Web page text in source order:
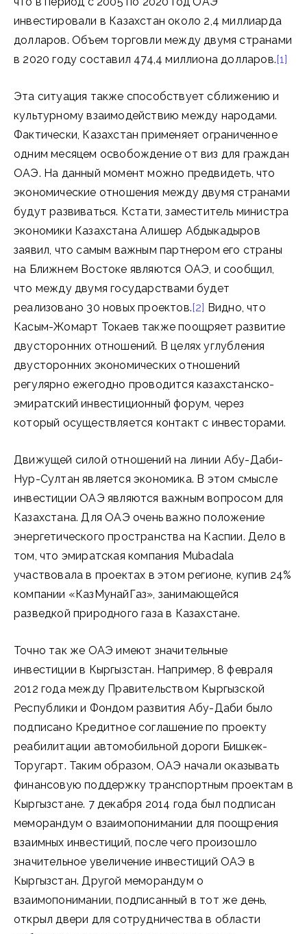
инвестировали в Казахстан около 2,4 миллиарда
долларов. Объем торговли между двумя странами
в 2020 году составил 474,4 миллиона долларов.[1]
Эта ситуация также способствует сближению и
культурному взаимодействию между народами.
Фактически, Казахстан применяет ограниченное
одним месяцем освобождение от виз для граждан
ОАЭ. На данный момент можно предвидеть, что
экономические отношения между двумя странами
будут развиваться. Кстати, заместитель министра
экономики Казахстана Алишер Абдыкадыров
заявил, что самым важным партнером его страны
на Ближнем Востоке являются ОАЭ, и сообщил,
что между двумя государствами будет
реализовано 30 новых проектов.[2] Видно, что
Касым-Жомарт Токаев также поощряет развитие
двусторонних отношений. В целях углубления
двусторонних экономических отношений
регулярно ежегодно проводится казахстанско-
эмиратский инвестиционный форум, через
который осуществляется контакт с инвесторами.
Движущей силой отношений на линии Абу-Даби-
Нур-Султан является экономика. В этом смысле
инвестиции ОАЭ являются важным вопросом для
Казахстана. Для ОАЭ очень важно положение
энергетического пространства на Каспии. Дело в
том, что эмиратская компания Mubadala
участвовала в проектах в этом регионе, купив 24%
компании «КазМунайГаз», занимающейся
разведкой природного газа в Казахстане.
Точно так же ОАЭ имеют значительные
инвестиции в Кыргызстан. Например, 8 февраля
2012 года между Правительством Кыргызской
Республики и Фондом развития Абу-Даби было
подписано Кредитное соглашение по проекту
реабилитации автомобильной дороги Бишкек-
Торугарт. Таким образом, ОАЭ начали оказывать
финансовую поддержку транспортным проектам в
Кыргызстане. 7 декабря 2014 года был подписан
меморандум о взаимопонимании для поощрения
взаимных инвестиций, после чего произошло
значительное увеличение инвестиций ОАЭ в
Кыргызстан. Другой меморандум о
взаимопонимании, подписанный в тот же день,
открыл двери для сотрудничества в области